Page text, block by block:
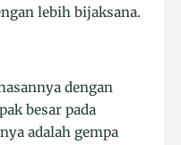
lebih bijaksana.
dengan
besar pada
adalah gempa